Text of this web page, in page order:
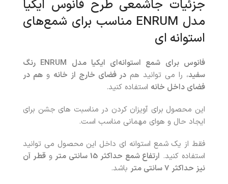
جزئیات جاشمعی طرح فانوس ایکیا
مدل ENRUM مناسب برای شمع‌های
استوانه ای
فانوس برای شمع استوانه‌ای ایکیا مدل ENRUM رنگ
سفید، را می توانید هم در فضای خارج از خانه وهم در
فضای داخل خانه استفاده کنید.
این محصول برای آویزان کردن در مناسبت های جشن برای
ایجاد حال و هوای مهمانی مناسب است.
فقط از یک شمع استوانه ای داخل این محصول می توانید
استفاده کنید. ارتفاع شمع حداکثر 15 سانتی متر وقطر آن
نیز حداکثر 7 سانتی متر
باشد.